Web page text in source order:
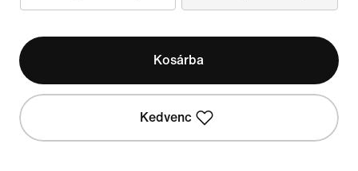
Kosárba
Kedvenc